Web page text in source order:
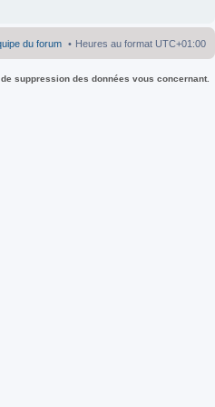
Heures au format UTC+01:00
du forum
suppression des données vous concernant.